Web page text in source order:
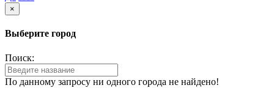
×
Выберите город
Поиск:
По данному запросу ни одного города не найдено!